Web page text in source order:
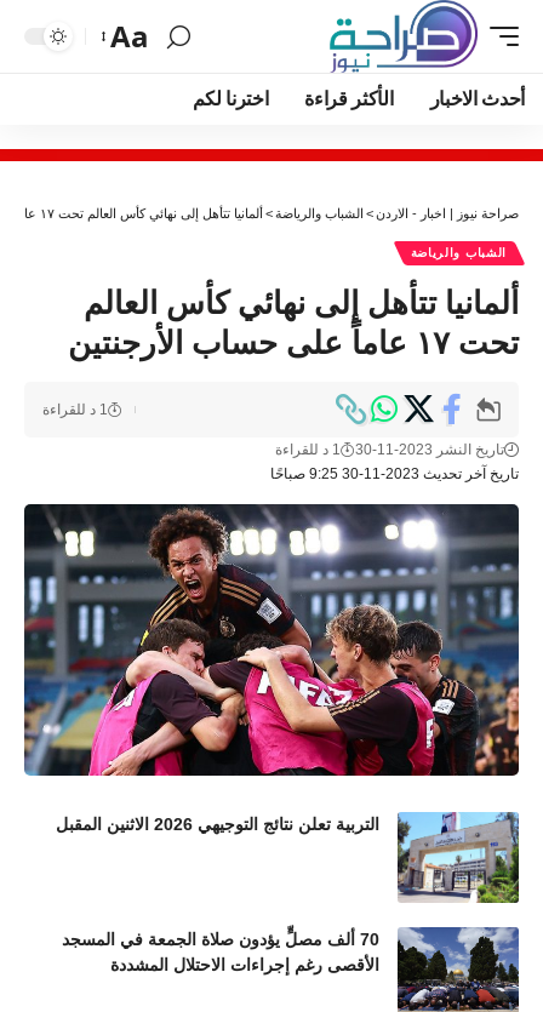
Aa
أحدث الاخبار الأكثر قراءة اخترنا لكم
صراحة نيوز | اخبار - الاردن> الشباب والرياضة>ألمانيا تتأهل إلى نهائي كأس العالم تحت ١٧ عاماً على حساب الأرجنتين
الشباب والرياضة
ألمانيا تتأهل إلى نهائي كأس العالم
تحت ١٧ عاماً على حساب الأرجنتين
تاريخ آخر تحديث 2023-11-30 9:25 صباحًا
تاريخ النشر 2023-11-30 1 د للقراءة
1 د للقراءة
التربية تعلن نتائج التوجيهي 2026 الاثنين المقبل
70 ألف مصلٍّ يؤدون صلاة الجمعة في المسجد
الأقصى رغم إجراءات الاحتلال المشددة